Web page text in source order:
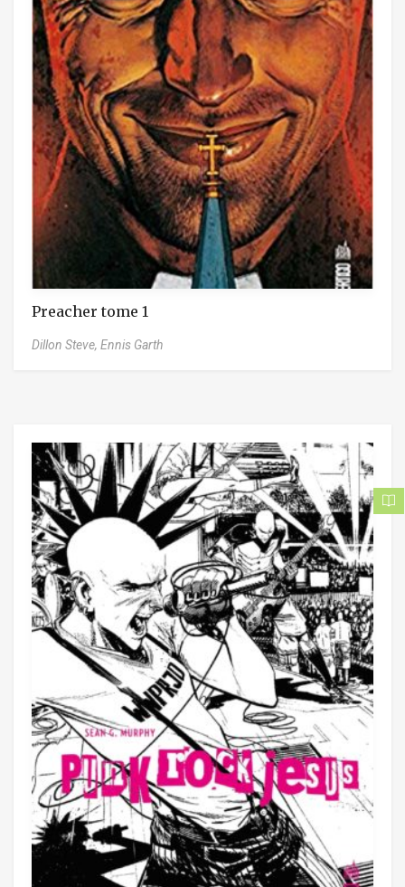
Preacher tome 1
Dillon Steve, Ennis Garth